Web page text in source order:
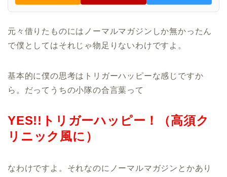
元々借りたものにはノーマルマガジンしか無かったん
で僕としてはそれじゃ物足りないわけですよ。
基本的に僕の思考はトリガーハッピーな感じですか
ら。だってうちの小隊の合言葉って
YES!!トリガーハッピー！（高須ク
リニック風に）
なわけですよ。それなのにノーマルマガジンとかあり